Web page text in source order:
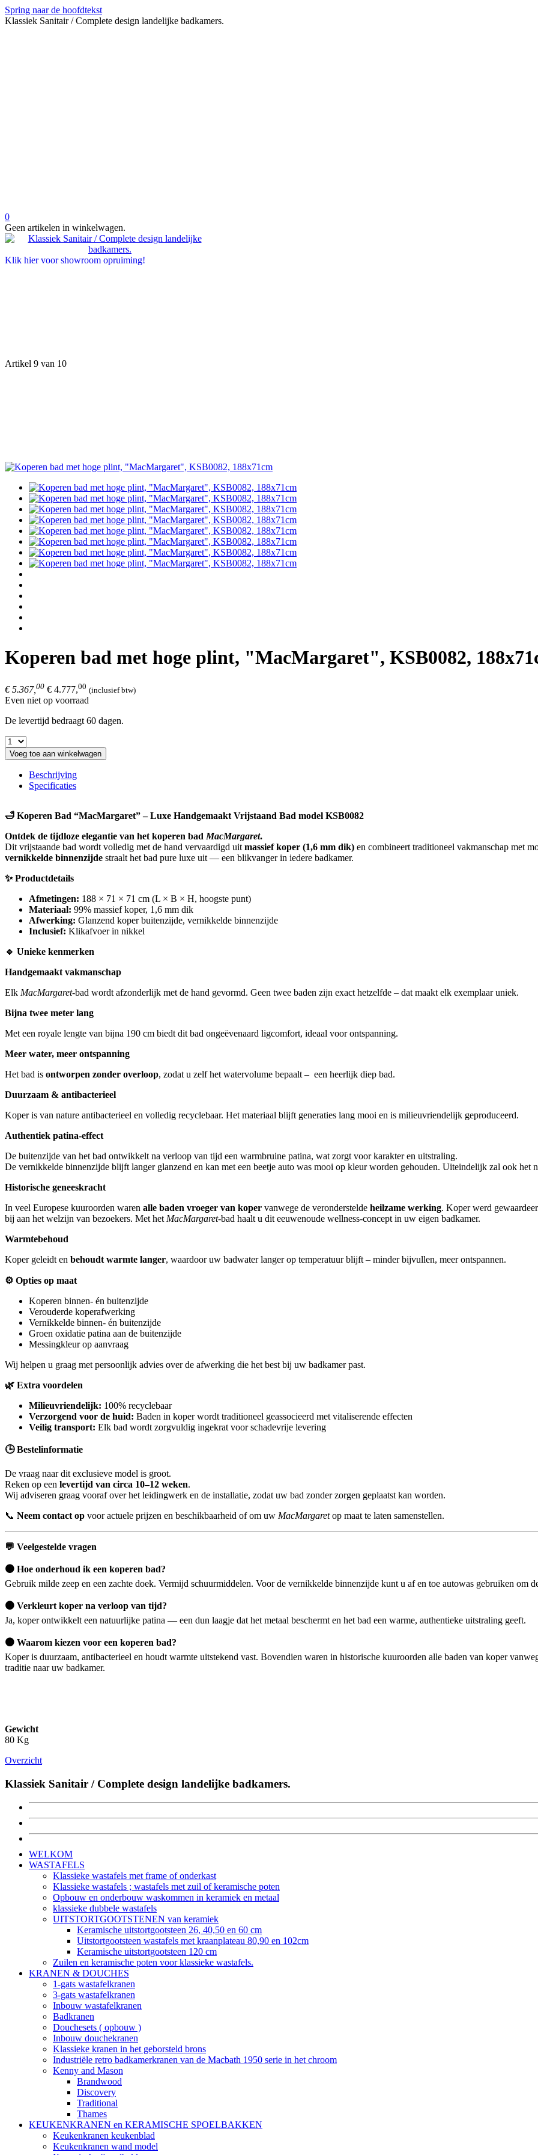
Spring naar de hoofdtekst
Klassiek Sanitair / Complete design landelijke badkamers.
0
Geen artikelen in winkelwagen.
Klik hier voor showroom opruiming!
Artikel 9 van 10
Koperen bad met hoge plint, "MacMargaret", KSB0082,
€ 5.367, 00 € 4.777,00 (inclusief btw)
Even niet op voorraad
De levertijd bedraagt 60 dagen.
Voeg toe aan winkelwagen
Beschrijving
Specificaties
🛁 Koperen Bad “MacMargaret” – Luxe Handgemaakt Vrijstaand Bad model KSB0082
Ontdek de tijdloze elegantie van het koperen bad MacMargaret.
Dit vrijstaande bad wordt volledig met de hand vervaardigd uit massief koper (1,6 mm dik) en combineert traditioneel vakmanschap met
vernikkelde binnenzijde straalt het bad pure luxe uit — een blikvanger in iedere badkamer.
✨Productdetails
Afmetingen: 188 × 71 × 71 cm (L × B × H, hoogste punt)
Materiaal: 99% massief koper, 1,6 mm dik
Afwerking: Glanzend koper buitenzijde, vernikkelde binnenzijde
Inclusief: Klikafvoer in nikkel
🔹 Unieke kenmerken
Handgemaakt vakmanschap
Elk MacMargaret-bad wordt afzonderlijk met de hand gevormd. Geen twee baden zijn exact hetzelfde – dat maakt elk exemplaar uniek.
Bijna twee meter lang
Met een royale lengte van bijna 190 cm biedt dit bad ongeëvenaard ligcomfort, ideaal voor ontspanning.
Meer water, meer ontspanning
Het bad is ontworpen zonder overloop, zodat u zelf het watervolume bepaalt – een heerlijk diep bad.
Duurzaam & antibacterieel
Koper is van nature antibacterieel en volledig recyclebaar. Het materiaal blijft generaties lang mooi en is milieuvriendelijk geproduceerd.
Authentiek patina-effect
De buitenzijde van het bad ontwikkelt na verloop van tijd een warmbruine patina, wat zorgt voor karakter en uitstraling.
De vernikkelde binnenzijde blijft langer glanzend en kan met een beetje auto was mooi op kleur worden gehouden. Uiteindelijk zal ook het
Historische geneeskracht
In veel Europese kuuroorden waren alle baden vroeger van koper vanwege de veronderstelde heilzame werking. Koper werd
bij aan het welzijn van bezoekers. Met het MacMargaret-bad haalt u dit eeuwenoude wellness-concept in uw eigen badkamer.
Warmtebehoud
Koper geleidt en behoudt warmte langer, waardoor uw badwater langer op temperatuur blijft – minder bijvullen, meer ontspannen.
⚙️ Opties op maat
Koperen binnen- én buitenzijde
Verouderde koperafwerking
Vernikkelde binnen- én buitenzijde
Groen oxidatie patina aan de buitenzijde
Messingkleur op aanvraag
Wij helpen u graag met persoonlijk advies over de afwerking die het best bij uw badkamer past.
🌿 Extra voordelen
Milieuvriendelijk: 100% recyclebaar
Verzorgend voor de huid: Baden in koper wordt traditioneel geassocieerd met vitaliserende effecten
Veilig transport: Elk bad wordt zorgvuldig ingekrat voor schadevrije levering
🕒Bestelinformatie
De vraag naar dit exclusieve model is groot.
Reken op een levertijd van circa 10–12 weken.
Wij adviseren graag vooraf over het leidingwerk en de installatie, zodat uw bad zonder zorgen geplaatst kan worden.
📞 Neem contact op voor actuele prijzen en beschikbaarheid of om uw MacMargaretop maat te laten samenstellen.
💬 Veelgestelde vragen
🟤 Hoe onderhoud ik een koperen bad?
Gebruik milde zeep en een zachte doek. Vermijd schuurmiddelen. Voor de vernikkelde binnenzijde kunt u af en toe autowas gebruiken om
🟤 Verkleurt koper na verloop van tijd?
Ja, koper ontwikkelt een natuurlijke patina — een dun laagje dat het metaal beschermt en het bad een warme, authentieke uitstraling geeft.
🟤 Waarom kiezen voor een koperen bad?
Koper is duurzaam, antibacterieel en houdt warmte uitstekend vast. Bovendien waren in historische kuuroorden alle baden van koper
traditie naar uw badkamer.
Gewicht
80 Kg
Overzicht
Klassiek Sanitair / Complete design landelijke badkamers.
WELKOM
WASTAFELS
Klassieke wastafels met frame of onderkast
Klassieke wastafels ; wastafels met zuil of keramische poten
Opbouw en onderbouw waskommen in keramiek en metaal
klassieke dubbele wastafels
UITSTORTGOOTSTENEN van keramiek
Keramische uitstortgootsteen 26, 40,50 en 60 cm
Uitstortgootsteen wastafels met kraanplateau 80,90 en 102cm
Keramische uitstortgootsteen 120 cm
Zuilen en keramische poten voor klassieke wastafels.
KRANEN & DOUCHES
1-gats wastafelkranen
3-gats wastafelkranen
Inbouw wastafelkranen
Badkranen
Douchesets ( opbouw )
Inbouw douchekranen
Klassieke kranen in het geborsteld brons
Industriële retro badkamerkranen van de Macbath 1950 serie in het chroom
Kenny and Mason
Brandwood
Discovery
Traditional
Thames
KEUKENKRANEN en KERAMISCHE SPOELBAKKEN
Keukenkranen keukenblad
Keukenkranen wand model